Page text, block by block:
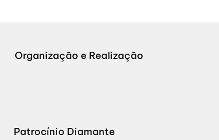
Organização e Realização
Patrocínio Diamante